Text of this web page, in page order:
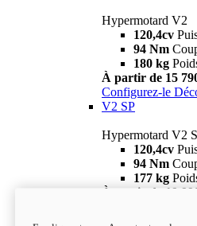
Hypermotard V2
120,4cv
94 Nm
180 kg
À partir de 15
Configurez-le
V2 SP
Hypermotard V2
120,4cv
94 Nm
177 kg
À partir de 19
new
V2 SP 100